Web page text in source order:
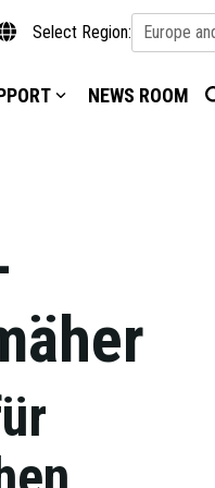
Select Region:
NEWS ROOM